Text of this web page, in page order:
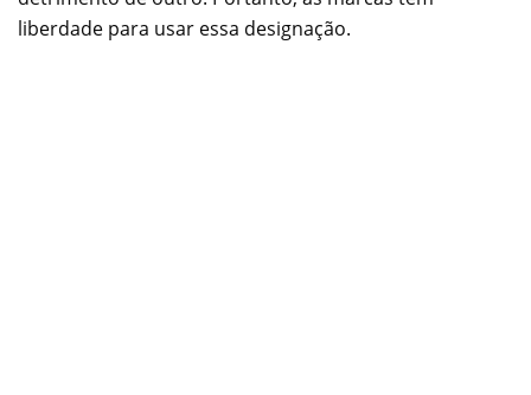
liberdade para usar essa designação.